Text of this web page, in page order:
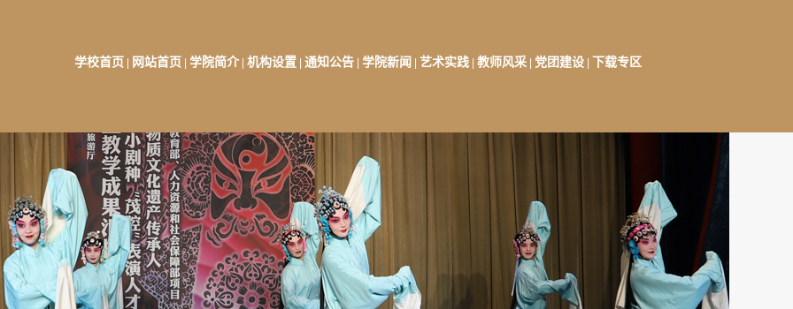
学校首页 网站首页 学院简介 机构设置 通知公告 学院新闻 艺术实践 教师风采 党团建设 下载专区